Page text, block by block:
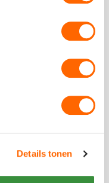
Details tonen